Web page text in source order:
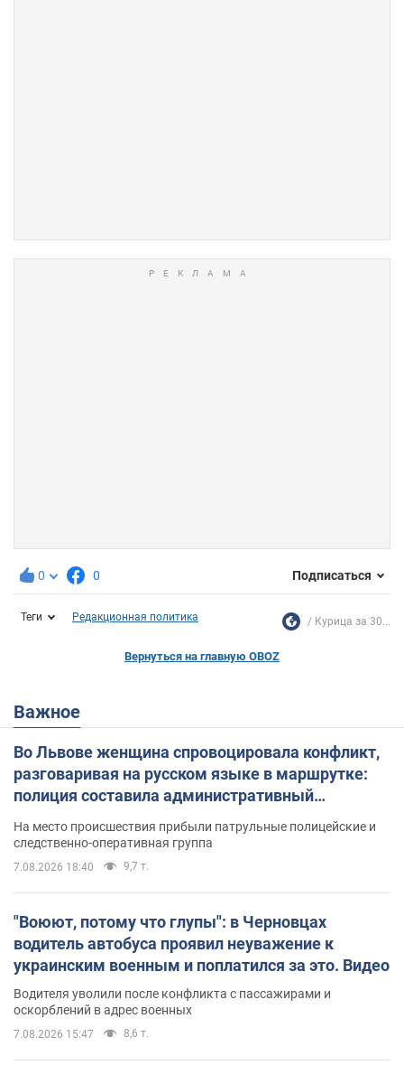
0 0 Подписаться
Теги Редакционная политика Курица за 30...
Вернуться на главную OBOZ
Важное
Во Львове женщина спровоцировала конфликт,
разговаривая на русском языке в маршрутке:
полиция составила административный
На место происшествия прибыли патрульные полицейские и
следственно-оперативная группа
7.08.2026 18:40 9,7 т.
"Воюют, потому что глупы": в Черновцах
водитель автобуса проявил неуважение к
украинским военным и поплатился за это. Видео
Водителя уволили после конфликта с пассажирами и
оскорблений в адрес военных
7.08.2026 15:47 8,6 т.